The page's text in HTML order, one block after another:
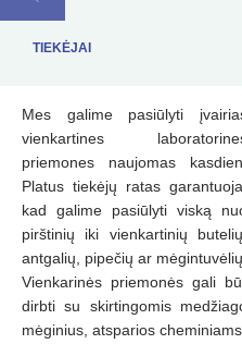
TIEKĖJAI
Mes galime pasiūlyti
vienkartines
priemones naujomas kasdien.
Platus tiekėjų ratas garantuoja,
kad galime pasiūlyti viską
pirštinių iki vienkartinių butelių,
antgalių, pipečių ar mėgintuvėlių.
Vienkarinės priemonės gali
dirbti su skirtingomis
mėginius, atsparios